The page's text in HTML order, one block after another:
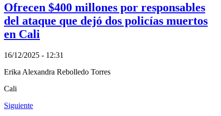
Ofrecen $400 millones por responsables
del ataque que dejó dos policías muertos
en Cali
16/12/2025 - 12:31
Erika Alexandra Rebolledo Torres
Cali
Siguiente